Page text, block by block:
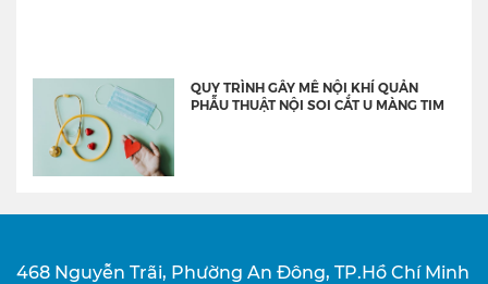
QUY TRÌNH GÂY MÊ NỘI KHÍ QUẢN
PHẪU THUẬT NỘI SOI CẮT U MÀNG TIM
468 Nguyễn Trãi, Phường An Đông, TP.Hồ Chí Minh